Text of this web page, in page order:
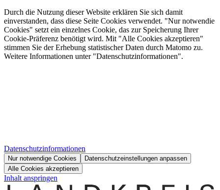
Durch die Nutzung dieser Website erklären Sie sich damit
einverstanden, dass diese Seite Cookies verwendet. "Nur notwendie
Cookies" setzt ein einzelnes Cookie, das zur Speicherung Ihrer
Cookie-Präferenz benötigt wird. Mit "Alle Cookies akzeptieren"
stimmen Sie der Erhebung statistischer Daten durch Matomo zu.
Weitere Informationen unter "Datenschutzinformationen".
Datenschutzinformationen
Nur notwendige Cookies
Datenschutzeinstellungen anpassen
Alle Cookies akzeptieren
Inhalt anspringen